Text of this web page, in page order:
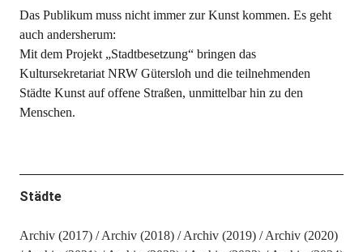
Das Publikum muss nicht immer zur Kunst kommen. Es geht
auch andersherum:
Mit dem Projekt „Stadtbesetzung“ bringen das
Kultursekretariat NRW Gütersloh und die teilnehmenden
Städte Kunst auf offene Straßen, unmittelbar hin zu den
Menschen.
Städte
Archiv (2017) Archiv (2018) Archiv (2019)
Archiv (2020)